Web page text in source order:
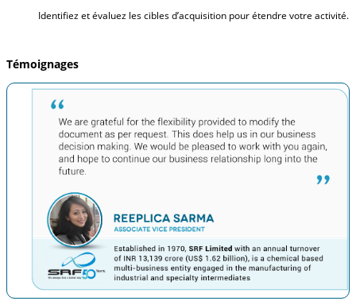
Identifiez et évaluez les cibles d’acquisition pour étendre votre activité.
Témoignages